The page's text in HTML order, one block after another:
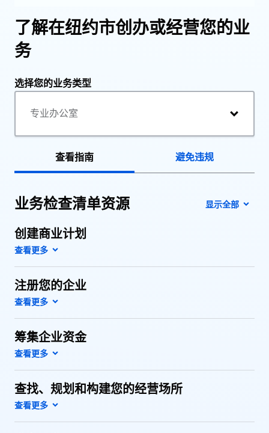
了解在纽约市创办或经营您的业
务
选择您的业务类型
查看指南 避免违规
业务检查清单资源 显示全部
创建商业计划
注册您的企业
筹集企业资金
查找、规划和构建您的经营场所